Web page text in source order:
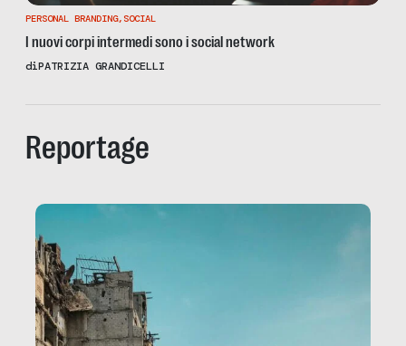
PERSONAL BRANDING, SOCIAL
I nuovi corpi intermedi sono i social network
diPATRIZIA GRANDICELLI
Reportage